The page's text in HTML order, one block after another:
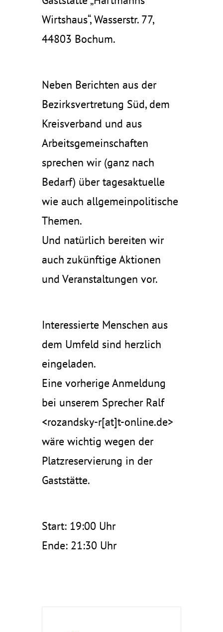
Wirtshaus“, Wasserstr. 77,
44803 Bochum.
Neben Berichten aus der
Bezirksvertretung Süd, dem
Kreisverband und aus
Arbeitsgemeinschaften
sprechen wir (ganz nach
Bedarf) über tagesaktuelle
wie auch allgemeinpolitische
Themen.
Und natürlich bereiten wir
auch zukünftige Aktionen
und Veranstaltungen vor.
Interessierte Menschen aus
dem Umfeld sind herzlich
eingeladen.
Eine vorherige Anmeldung
bei unserem Sprecher Ralf
<rozandsky-r[at]t-online.de>
wäre wichtig wegen der
Platzreservierung in der
Gaststätte.
Start: 19:00 Uhr
Ende: 21:30 Uhr